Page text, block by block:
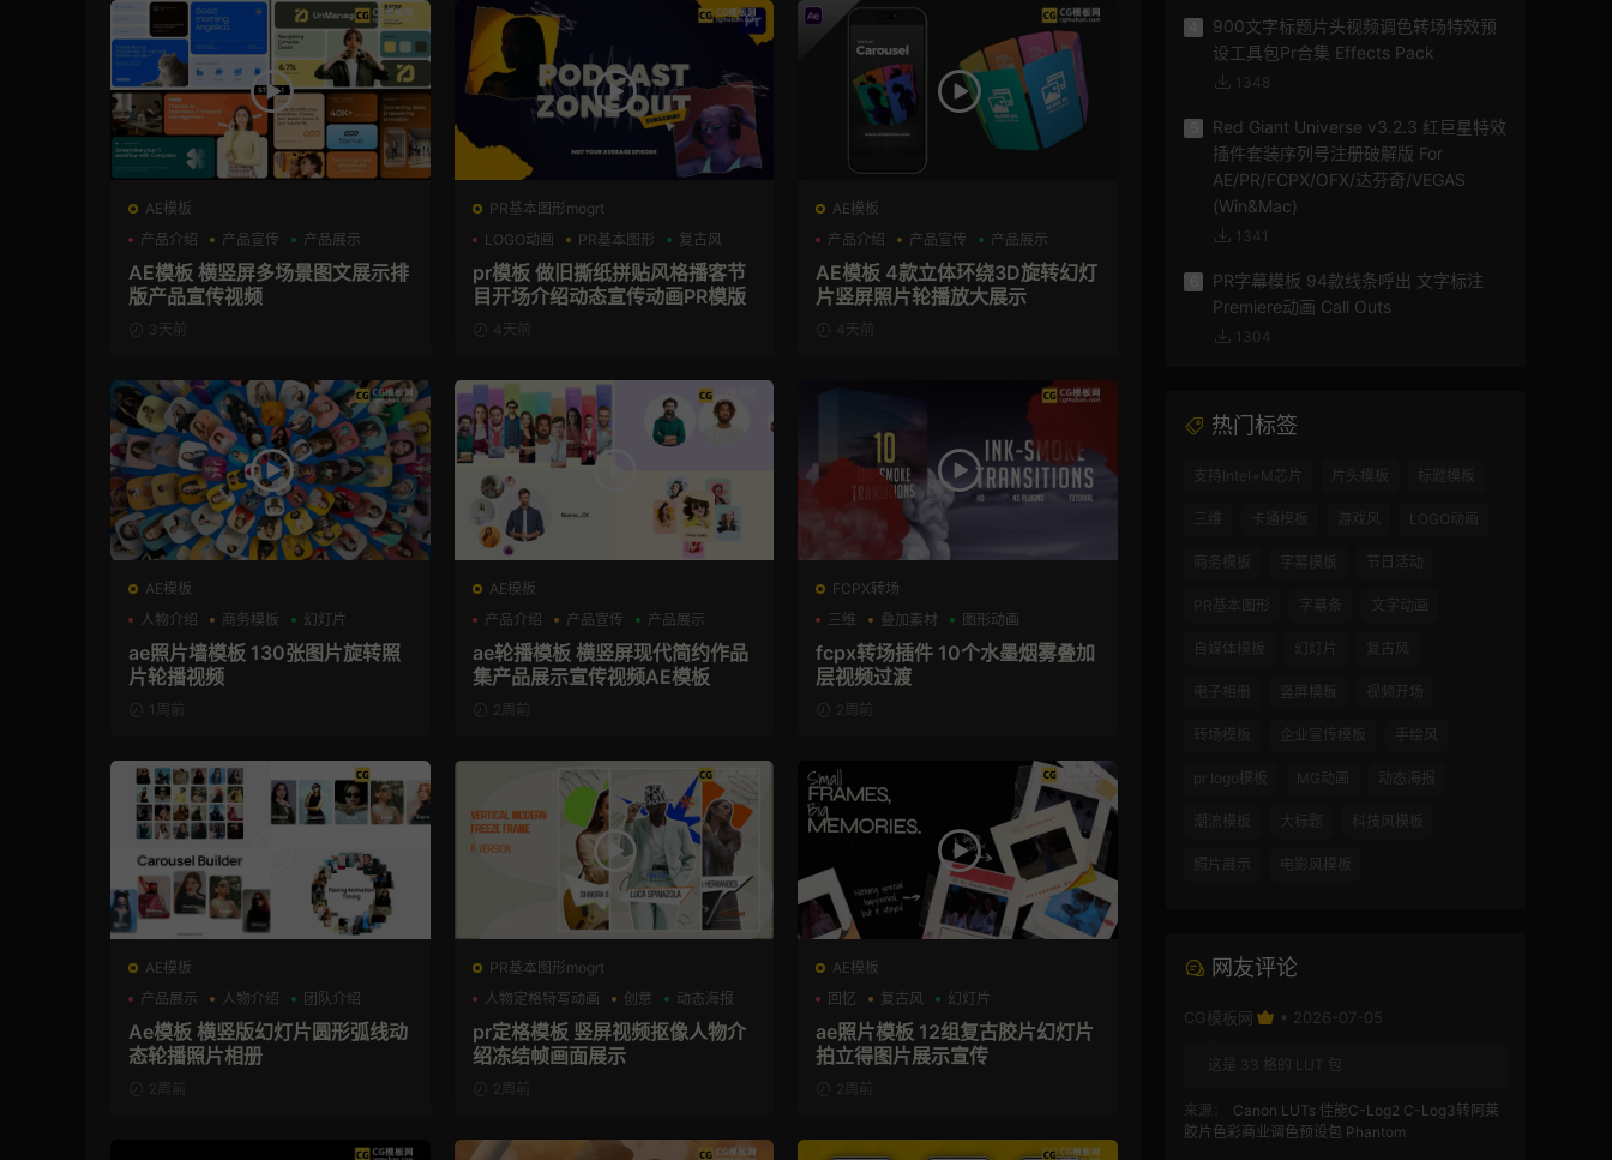
AE模板
产品介绍
产品宣传 产品展示
AE模板 横竖屏多场景图文展示排
版产品宣传视频
3天前
PR基本图形mogrt
LOGO动画
PR基本图形 复古风
pr模板 做旧撕纸拼贴风格播客节
目开场介绍动态宣传动画PR模版
4天前
AE模板
产品介绍
产品宣传 产品展示
AE模板 4款立体环绕3D旋转幻灯
片竖屏照片轮播放大展示
4天前
AE模板
人物介绍
商务模板 幻灯片
ae照片墙模板 130张图片旋转照
片轮播视频
1周前
AE模板
产品介绍
产品宣传 产品展示
ae轮播模板 横竖屏现代简约作品
集产品展示宣传视频AE模板
2周前
FCPX转场
三维
叠加素材 图形动画
fcpx转场插件 10个水墨烟雾叠加
层视频过渡
2周前
AE模板
产品展示
人物介绍 团队介绍
Ae模板 横竖版幻灯片圆形弧线动
态轮播照片相册
2周前
PR基本图形mogrt
人物定格特写动画
创意 动态海报
pr定格模板 竖屏视频抠像人物介
绍冻结帧画面展示
2周前
AE模板
回忆
复古风 幻灯片
ae照片模板 12组复古胶片幻灯片
拍立得图片展示宣传
2周前
900文字标题片头视频调色转场特效预
设工具包Pr合集 Effects Pack
1348
Red Giant Universe v3.2.3 红巨星特效
插件套装序列号注册破解版 For
AE/PR/FCPX/OFX/达芬奇/VEGAS
(Win&Mac)
1341
PR字幕模板 94款线条呼出 文字标注
Premiere动画 Call Outs
1304
热门标签
支持Intel+M芯片 片头模板 标题模板
三维 卡通模板 游戏风 LOGO动画
商务模板 字幕模板 节日活动
PR基本图形 字幕条 文字动画
自媒体模板 幻灯片 复古风
电子相册 竖屏模板 视频开场
转场模板 企业宣传模板 手绘风
pr logo模板 MG动画 动态海报
潮流模板 大标题 科技风模板
照片展示 电影风模板
网友评论
CG模板网 • 2026-07-05
这是 33 格的 LUT 包
来源：
Canon LUTs 佳能C-Log2 C-Log3转阿莱
胶片色彩商业调色预设包 Phantom